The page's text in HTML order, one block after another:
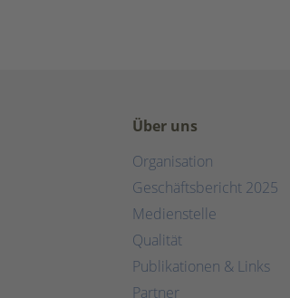
Über uns
Organisation
Geschäftsbericht 2025
Medienstelle
Qualität
Publikationen & Links
Partner